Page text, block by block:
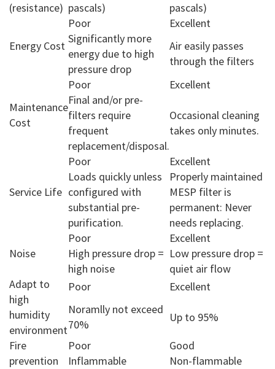
(resistance) pascals)
pascals)
Energy Cost
Poor
Excellent
Significantly more
energy due to high
pressure drop
Air easily passes
through the filters
Maintenance
Cost
Poor
Excellent
Final and/or pre-
filters require
frequent
replacement/disposal.
Occasional cleaning
takes only minutes.
Service Life
Poor
Excellent
Loads quickly unless
configured with
substantial pre-
purification.
Properly maintained
MESP filter is
permanent: Never
needs replacing.
Noise
Poor
Excellent
High pressure drop =
high noise
Low pressure drop =
quiet air flow
Adapt to
high
humidity
environment
Poor
Excellent
Noramlly not exceed
70%
Up to 95%
Fire
prevention
Poor
Good
Inflammable
Non-flammable